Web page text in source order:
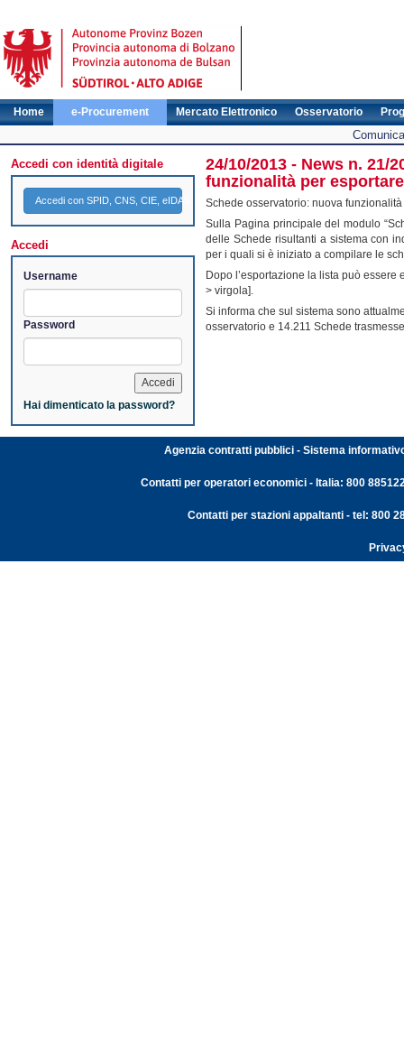
Home e-Procurement Mercato Elettronico Osservatorio
Accedi con identità digitale
Accedi con SPID, CNS, CIE, eIDAS
Accedi
Username
Password
Hai dimenticato la password?
24/10/2013 - News n. 21/
funzionalità per
Schede osservatorio: nuova
Sulla Pagina principale del modulo
delle Schede risultanti a sistema con
per i quali si è iniziato a compilare le
Dopo l’esportazione la lista può
> virgola].
Si informa che sul sistema sono
osservatorio e 14.211 Schede
Agenzia contratti pubblici - Sistema
Contatti per operatori economici - Italia: 800
Contatti per stazioni appaltanti - tel: 800